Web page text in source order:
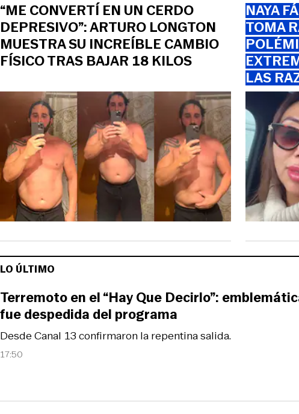
“ME CONVERTÍ EN UN CERDO
DEPRESIVO”: ARTURO LONGTON
MUESTRA SU INCREÍBLE CAMBIO
FÍSICO TRAS BAJAR 18 KILOS
NAYA
TOMA
LAS
LO ÚLTIMO
17:50
Desde Canal 13 confirmaron la repentina salida.
Terremoto en el “Hay Que Decirlo”:
fue despedida del programa